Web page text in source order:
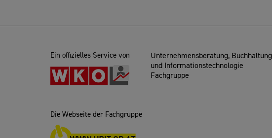
Ein offizielles Service von
Unternehmensberatung, Buchhaltung
und Informationstechnologie
Fachgruppe
Die Webseite der Fachgruppe